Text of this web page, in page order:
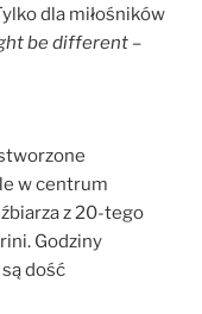
dla miłośników
be different –
w centrum
z 20-tego
Godziny
dość